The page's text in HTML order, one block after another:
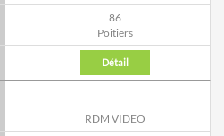
86
Poitiers
Détail
RDM VIDEO